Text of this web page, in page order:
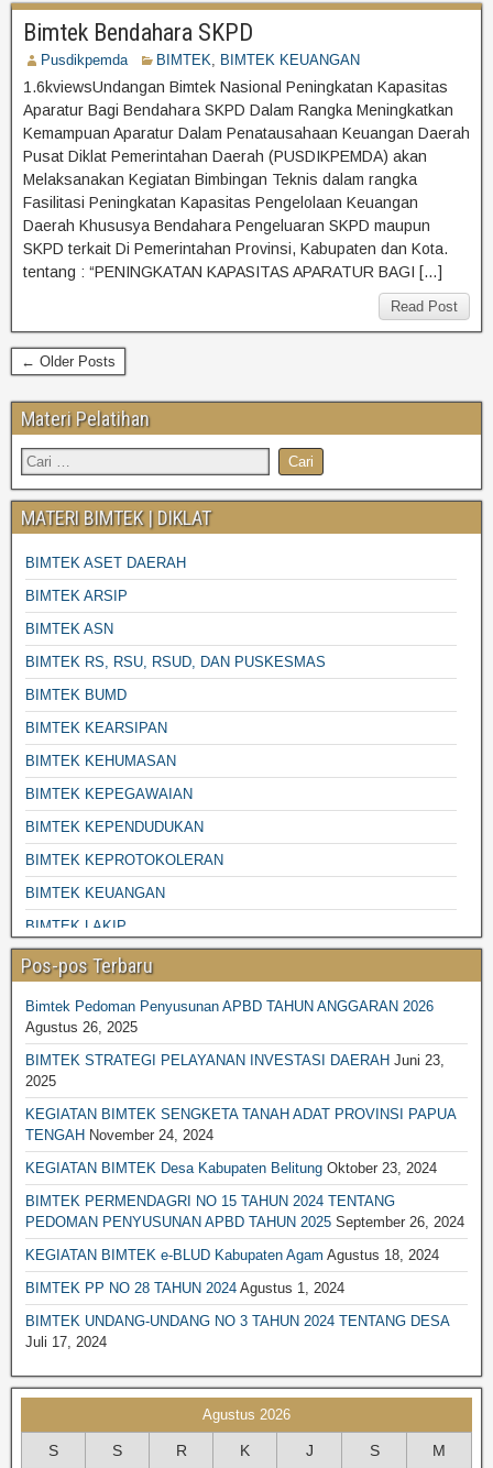
Bimtek Bendahara SKPD
Pusdikpemda BIMTEK, BIMTEK KEUANGAN
1.6kviewsUndangan Bimtek Nasional Peningkatan Kapasitas
Aparatur Bagi Bendahara SKPD Dalam Rangka Meningkatkan
Kemampuan Aparatur Dalam Penatausahaan Keuangan Daerah
Pusat Diklat Pemerintahan Daerah (PUSDIKPEMDA) akan
Melaksanakan Kegiatan Bimbingan Teknis dalam rangka
Fasilitasi Peningkatan Kapasitas Pengelolaan Keuangan
Daerah Khususya Bendahara Pengeluaran SKPD maupun
SKPD terkait Di Pemerintahan Provinsi, Kabupaten dan Kota.
tentang : “PENINGKATAN KAPASITAS APARATUR BAGI […]
Read Post
← Older Posts
Materi Pelatihan
MATERI BIMTEK | DIKLAT
BIMTEK ASET DAERAH
BIMTEK ARSIP
BIMTEK ASN
BIMTEK RS, RSU, RSUD, DAN PUSKESMAS
BIMTEK BUMD
BIMTEK KEARSIPAN
BIMTEK KEHUMASAN
BIMTEK KEPEGAWAIAN
BIMTEK KEPENDUDUKAN
BIMTEK KEPROTOKOLERAN
BIMTEK KEUANGAN
BIMTEK LAKIP
BIMTEK LINGKUNGAN HIDUP
BIMTEK DESA-DESA
BIMTEK PENGELOLAAN SAMPAH
BIMTEK PENGELOLAAN KEAUANGAN
BIMTEK PERPAJAKAN
BIMTEK PERTANAHAN
BIMTEK LEGAL DRAFTING
BIMTEK RKPD
BIMTEK RPJPD RPJMD
BIMTEK SATPOL PP
BIMTEK DPRD|SET. DPRD
BIMTEK SOP
BIMTEK KEPENDUDUKAN & CATATAN SIPIL
BIMTEK TATA RUANG
Pos-pos Terbaru
Bimtek Pedoman Penyusunan APBD TAHUN ANGGARAN 2026
Agustus 26, 2025
BIMTEK STRATEGI PELAYANAN INVESTASI DAERAH Juni 23,
2025
KEGIATAN BIMTEK SENGKETA TANAH ADAT PROVINSI PAPUA
TENGAH November 24, 2024
KEGIATAN BIMTEK Desa Kabupaten Belitung Oktober 23, 2024
BIMTEK PERMENDAGRI NO 15 TAHUN 2024 TENTANG
PEDOMAN PENYUSUNAN APBD TAHUN 2025 September 26, 2024
KEGIATAN BIMTEK e-BLUD Kabupaten Agam Agustus 18, 2024
BIMTEK PP NO 28 TAHUN 2024 Agustus 1, 2024
BIMTEK UNDANG-UNDANG NO 3 TAHUN 2024 TENTANG DESA
Juli 17, 2024
Agustus 2026
S S R K J S M